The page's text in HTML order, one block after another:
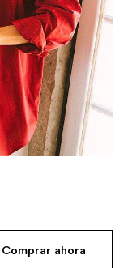
Comprar ahora